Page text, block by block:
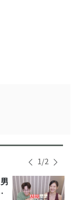
1/2